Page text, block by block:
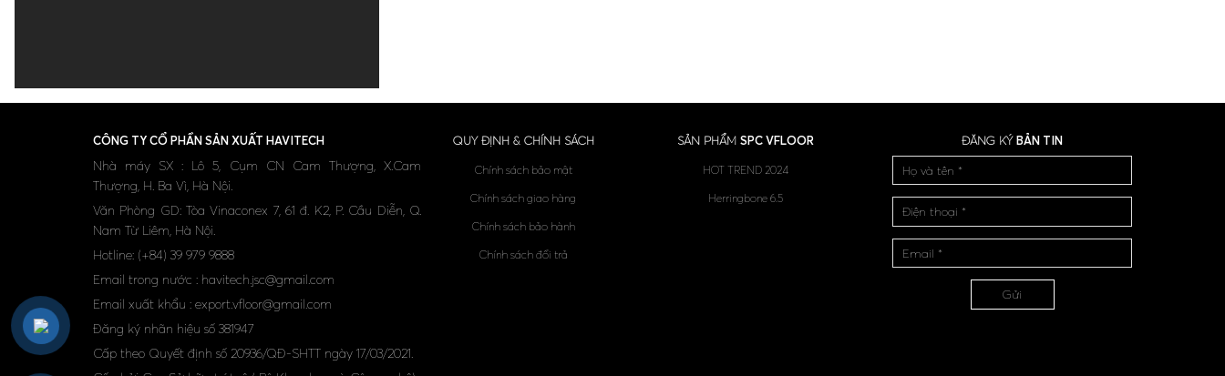
CÔNG TY CỔ PHẦN SẢN XUẤT HAVITECH
Nhà máy SX : Lô 5, Cụm CN Cam Thượng, X.Cam
Thượng, H. Ba Vì, Hà Nội.
Văn Phòng GD: Tòa Vinaconex 7, 61 đ. K2, P. Cầu Diễn, Q.
Nam Từ Liêm, Hà Nội.
Hotline: (+84) 39 979 9888
Email trong nước : havitech.jsc@gmail.com
Email xuất khẩu : export.vfloor@gmail.com
Đăng ký nhãn hiệu số 381947
Cấp theo Quyết định số 20936/QĐ-SHTT ngày 17/03/2021.
QUY ĐỊNH & CHÍNH SÁCH
Chính sách bảo mật
Chính sách giao hàng
Chính sách bảo hành
Chính sách đổi trả
SẢN PHẨMSPC VFLOOR
HOT TREND 2024
Herringbone 6.5
ĐĂNG KÝBẢN TIN